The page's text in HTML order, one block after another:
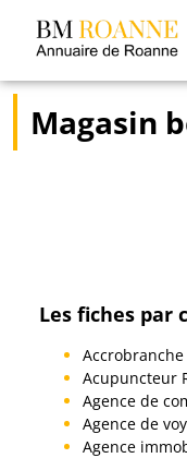
Magasin
Les fiches par
Accrobranche
Acupuncteur
Agence de
Agence de
Agence